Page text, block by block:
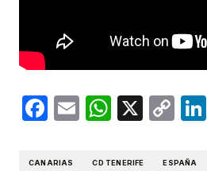
Facebook
Email X
CANARIAS CD TENERIFE ESPAÑA